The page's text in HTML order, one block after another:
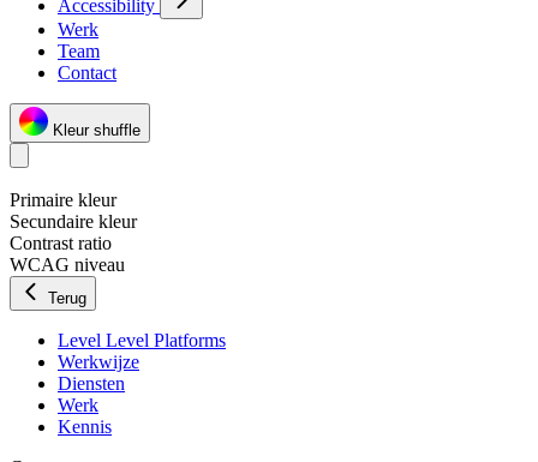
Accessibility
Werk
Team
Contact
Kleur shuffle
Primaire kleur
Secundaire kleur
Contrast ratio
WCAG niveau
Terug
Level Level Platforms
Werkwijze
Diensten
Werk
Kennis